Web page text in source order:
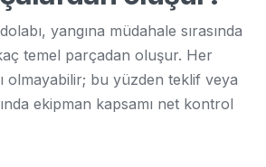
yangına müdahale sırasında
temel parçadan oluşur. Her
olmayabilir; bu yüzden teklif veya
ekipman kapsamı net kontrol